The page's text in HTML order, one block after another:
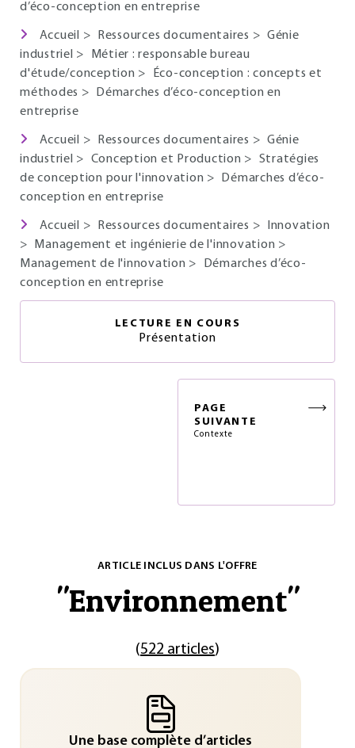
d’éco-conception en entreprise
Accueil > Ressources documentaires > Génie
industriel >
Métier : responsable bureau
d'étude/conception >
Éco-conception : concepts et
méthodes >
Démarches d’éco-conception en
entreprise
Accueil > Ressources documentaires > Génie
industriel > Conception et Production > Stratégies
de conception pour l'innovation >
Démarches d’éco-
conception en entreprise
Accueil > Ressources documentaires >
Innovation
>
Management et ingénierie de l'innovation >
Management de l'innovation >
Démarches d’éco-
conception en entreprise
LECTURE EN COURS
Présentation
PAGE
SUIVANTE
Contexte
ARTICLE INCLUS DANS L'OFFRE
"Environnement"
(522 articles)
Une base complète d’articles